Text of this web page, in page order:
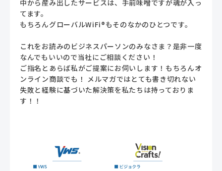
中から産み出したサービスは、手前味噌ですが魂が入っ
てます。
もちろんグローバルWiFi®もそのなかのひとつです。
これをお読みのビジネスパーソンのみなさま？是非一度
なんでもいいので当社にご相談ください！
ご指名とあらば私がご提案にお伺いします！もちろんオ
ンライン商談でも！ メルマガではとても書き切れない
失敗と経験に基づいた解決策を私たちは持っておりま
す！！